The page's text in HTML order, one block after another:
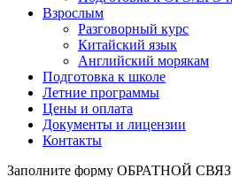
Взрослым
Разговорный курс
Китайский язык
Английский морякам
Подготовка к школе
Летние программы
Цены и оплата
Документы и лицензии
Контакты
Заполните форму ОБРАТНОЙ